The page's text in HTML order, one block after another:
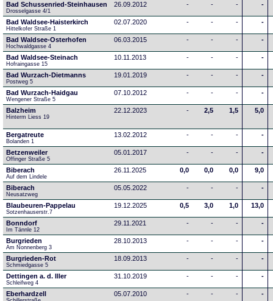
Bad Schussenried-Steinhausen
Drosselgasse 4/1
26.09.2012 - - - -
Bad Waldsee-Haisterkirch
Hittelkofer Straße 1
02.07.2020 - - - -
Bad Waldsee-Osterhofen
Hochwaldgasse 4
06.03.2015 - - - -
Bad Waldsee-Steinach
Hofraingasse 15
10.11.2013 - - - -
Bad Wurzach-Dietmanns
Postweg 5
19.01.2019 - - - -
Bad Wurzach-Haidgau
Wengener Straße 5
07.10.2012 - - - -
Balzheim
Hinterm Liess 19
22.12.2023 - 2,5 1,5 5,0
Bergatreute
Bolanden 1
13.02.2012 - - - -
Betzenweiler
Offinger Straße 5
05.01.2017 - - - -
Biberach
Auf dem Lindele
26.11.2025 0,0 0,0 0,0 9,0
Biberach
Neusatzweg
05.05.2022 - - - -
Blaubeuren-Pappelau
Sotzenhauserstr.7
19.12.2025 0,5 3,0 1,0 13,0
Bonndorf
Im Tännle 12
29.11.2021 - - - -
Burgrieden
Am Nonnenberg 3
28.10.2013 - - - -
Burgrieden-Rot
Schmiedgasse 5
18.09.2013 - - - -
Dettingen a. d. Iller
Schleifweg 4
31.10.2019 - - - -
Eberhardzell 05.07.2010 - - - -